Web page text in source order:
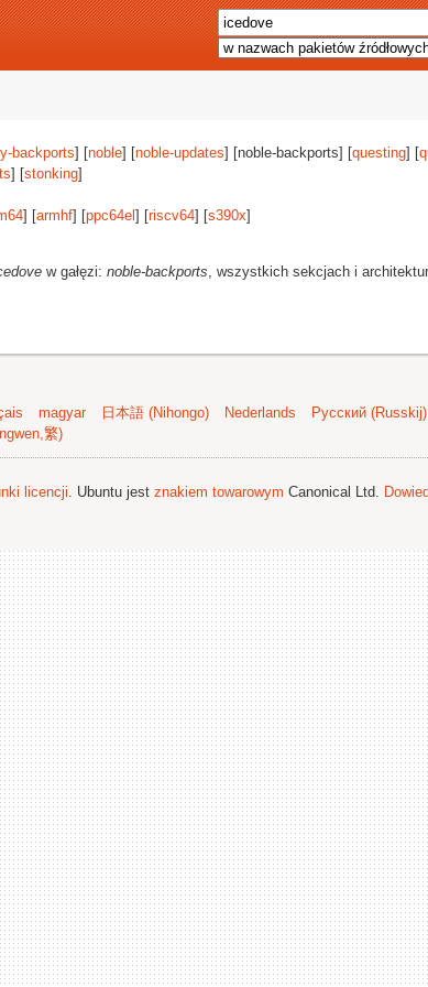
backports] [noble] [noble-updates] [noble-backports] [questing] [
] [stonking]
] [armhf] [ppc64el ] [riscv64] [s390x]
w gałęzi: noble-backports, wszystkich sekcjach i
magyar 日本語 (Nihongo) Nederlands Русский (Russkij)
繁)
licencji. Ubuntu jest znakiem towarowym Canonical Ltd.